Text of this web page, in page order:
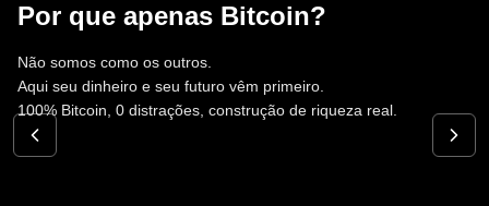
Por que apenas Bitcoin?
Não somos como os outros.
Aqui seu dinheiro e seu futuro vêm primeiro.
100% Bitcoin, 0 distrações, construção de riqueza real.